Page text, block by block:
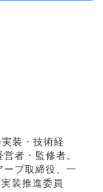
装・技術経
者・監修者。
ープ取締役、一
装推進委員